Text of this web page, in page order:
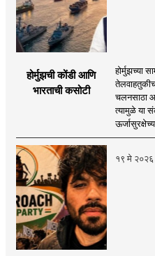
होर्मुझची कोंडी आणि
भारताची कसोटी
होर्मुझच्या
चलनसाठा
त्यामुळे या
१९ मे २०२६